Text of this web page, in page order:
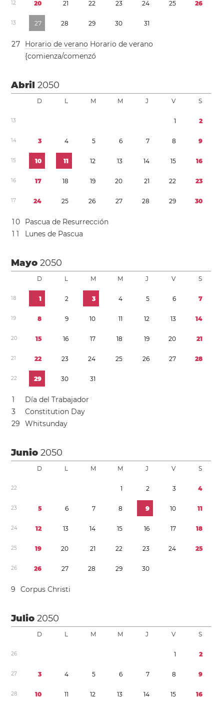
12 20 21 22 23 24 25 26
13 27 28 29 30 31
27 Horario de verano Horario de verano
{comienza/comenzó
Abril2050
D L M M J V S
13 1 2
14 3 4 5 6 7 8 9
15 10 11 12 13 14 15 16
16 17 18 19 20 21 22 23
17 24 25 26 27 28 29 30
10
Pascua de Resurrección
1 1 Lunes de Pascua
Mayo2050
D L M M J V S
18 1 2 3 4 5 6 7
19 8 9 10 11 12 13 14
20 15 16 17 18 19 20 21
21 22 23 24 25 26 27 28
22 29 30 31
1
Día del Trabajador
3
Constitution Day
29 Whitsunday
Junio2050
D L M M J V S
22 1 2 3 4
23 5 6 7 8 9 10 11
24 12 13 14 15 16 17 18
25 19 20 21 22 23 24 25
26 26 27 28 29 30
9 Corpus Christi
Julio2050
D L M M J V S
26 1 2
27 3 4 5 6 7 8 9
28 10 11 12 13 14 15 16